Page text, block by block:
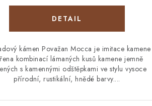
kámen Považan Mocca je imitace kamene
kombinací lámaných kusů kamene jemně
s kamennými odštěpkami ve stylu vysoce
přírodní, rustikální, hnědé barvy....